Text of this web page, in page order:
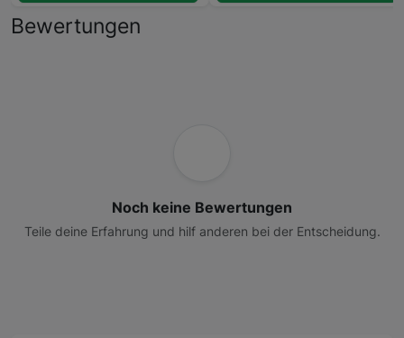
Bewertungen
Noch keine Bewertungen
Teile deine Erfahrung und hilf anderen bei der Entscheidung.